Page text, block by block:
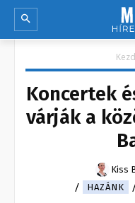
Koncertek
várják a
Kiss
HAZÁNK